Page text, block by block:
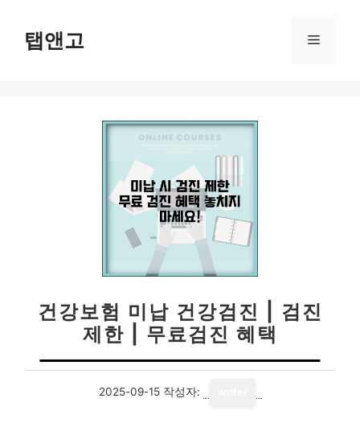
탭앤고 메
건강보험 미납 건강검진 | 검진
제한 | 무료검진 혜택
2025-09-15 작성자: